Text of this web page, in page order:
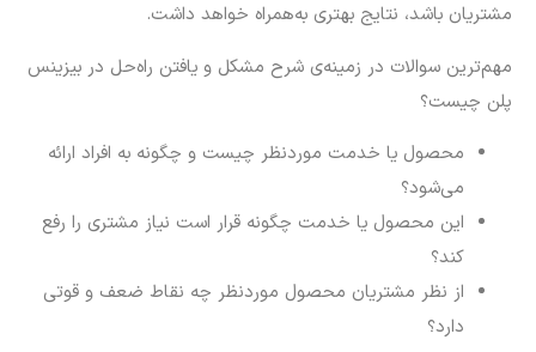
مشتریان باشد، نتایج بهتری به‌همراه خواهد داشت.
مهم‌ترین سوالات در زمینه‌ی شرح مشکل و یافتن راه‌حل در بیزینس
پلن چیست؟
محصول یا خدمت موردنظر چیست و چگونه به افراد ارائه
می‌شود؟
این محصول یا خدمت چگونه قرار است نیاز مشتری را رفع
کند؟
از نظر مشتریان محصول موردنظر چه نقاط ضعف و قوتی
دارد؟